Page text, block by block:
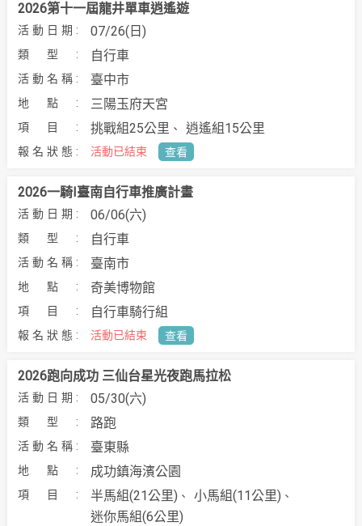
07/26(日)
自行車
臺中市
2026第十一屆龍井單車逍遙遊
三陽玉府天宮
挑戰組25公里
逍遙組15公里
活動已結束 查看
06/06(六)
自行車
臺南市
2026一騎I臺南自行車推廣計畫
奇美博物館
自行車騎行組
活動已結束 查看
05/30(六)
路跑
臺東縣
2026跑向成功 三仙台星光夜跑馬拉松
成功鎮海濱公園
半馬組(21公里)
小馬組(11公里)
迷你馬組(6公里)